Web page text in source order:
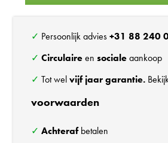
✓ Persoonlijk advies+31 88 240
✓Circulaireensocialeaankoop
✓ Tot welvijf jaar garantie.
voorwaarden
✓Achterafbetalen